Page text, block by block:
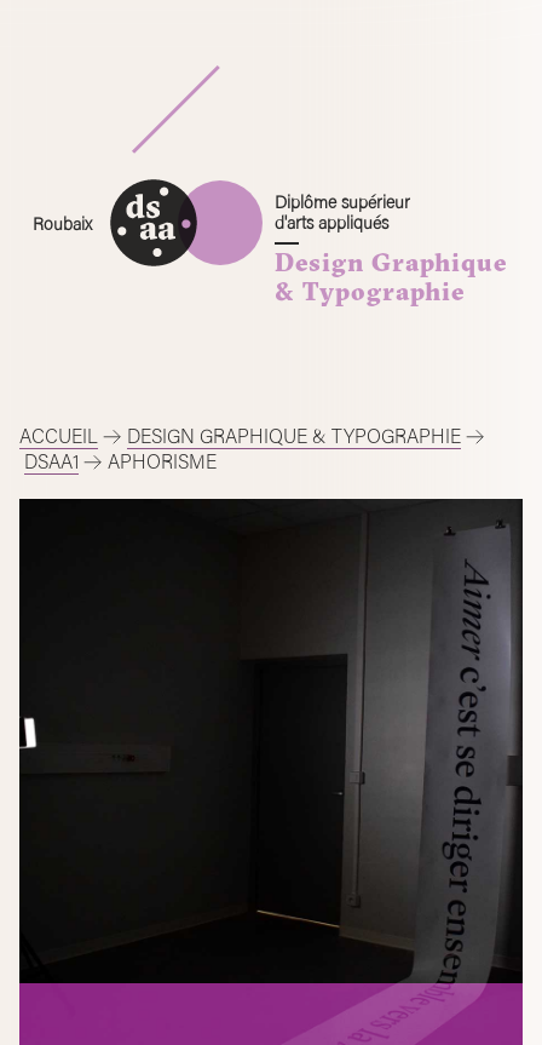
Roubaix
Diplôme supérieur
d'arts appliqués
Design Graphique
& Typographie
ACCUEIL
DESIGN GRAPHIQUE & TYPOGRAPHIE
DSAA1
APHORISME